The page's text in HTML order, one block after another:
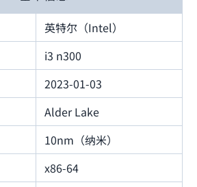
英特尔（Intel）
i3 n300
2023-01-03
Alder Lake
10nm（纳米）
x86-64